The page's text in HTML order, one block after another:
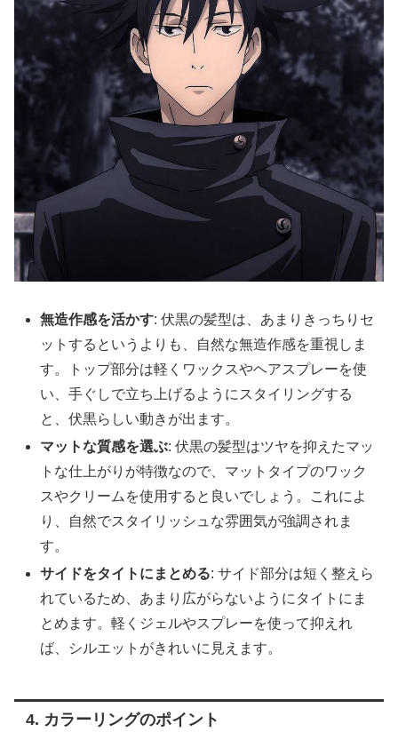
無造作感を活かす: 伏黒の髪型は、あまりきっちりセ
ットするというよりも、自然な無造作感を重視しま
す。トップ部分は軽くワックスやヘアスプレーを使
い、手ぐしで立ち上げるようにスタイリングする
と、伏黒らしい動きが出ます。
マットな質感を選ぶ: 伏黒の髪型はツヤを抑えたマッ
トな仕上がりが特徴なので、マットタイプのワック
スやクリームを使用すると良いでしょう。これによ
り、自然でスタイリッシュな雰囲気が強調されま
す。
サイドをタイトにまとめる: サイド部分は短く整えら
れているため、あまり広がらないようにタイトにま
とめます。軽くジェルやスプレーを使って抑えれ
ば、シルエットがきれいに見えます。
4. カラーリングのポイント